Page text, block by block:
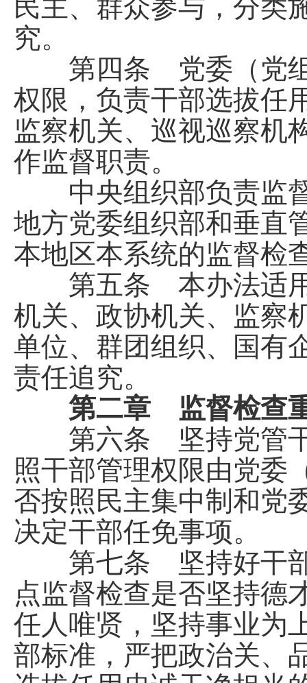
民主、群众参与，分类
究。
第四条 党委（党组
权限，负责干部选拔任
监察机关、巡视巡察机
作监督职责。
中央组织部负责监督
地方党委组织部和垂直
本地区本系统的监督检
第五条 本办法适用
机关、政协机关、监察
单位、群团组织、国有
责任追究。
第二章 监督检查
第六条 坚持党管干
照干部管理权限由党委
否按照民主集中制和党
决定干部任免事项。
第七条 坚持好干部
点监督检查是否坚持德
任人唯贤，坚持事业为
部标准，严把政治关、